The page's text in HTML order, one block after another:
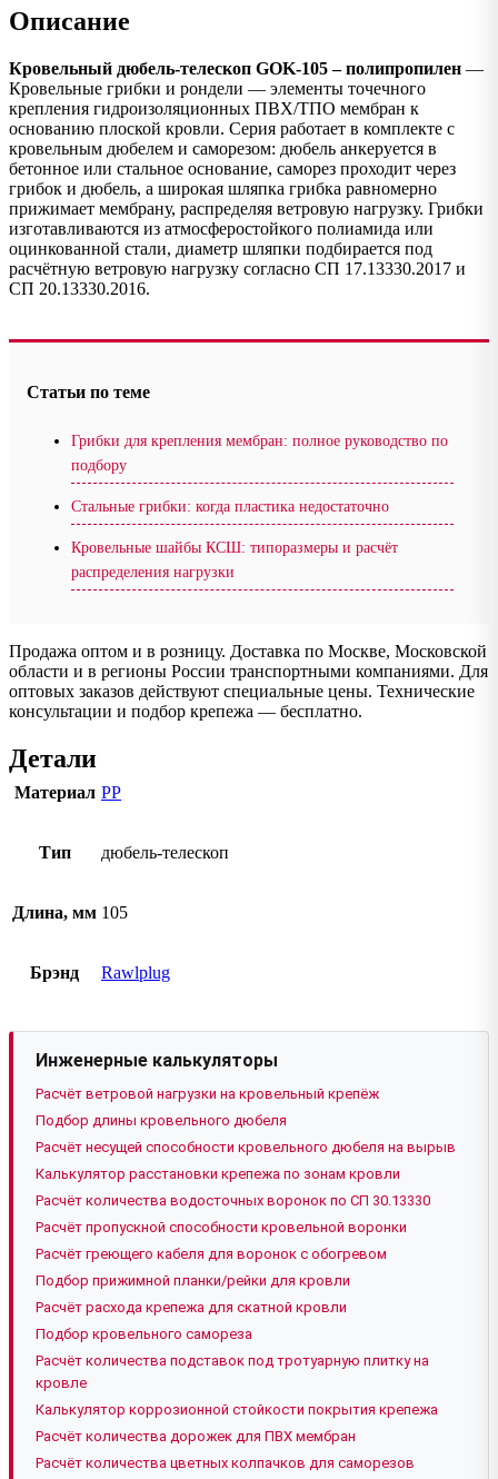
Описание
Кровельный дюбель-телескоп GOK-105 – полипропилен —
Кровельные грибки и рондели — элементы точечного
крепления гидроизоляционных ПВХ/ТПО мембран к
основанию плоской кровли. Серия работает в комплекте с
кровельным дюбелем и саморезом: дюбель анкеруется в
бетонное или стальное основание, саморез проходит через
грибок и дюбель, а широкая шляпка грибка равномерно
прижимает мембрану, распределяя ветровую нагрузку. Грибки
изготавливаются из атмосферостойкого полиамида или
оцинкованной стали, диаметр шляпки подбирается под
расчётную ветровую нагрузку согласно СП 17.13330.2017 и
СП 20.13330.2016.
Статьи по теме
Грибки для крепления мембран: полное руководство по
подбору
Стальные грибки: когда пластика недостаточно
Кровельные шайбы КСШ: типоразмеры и расчёт
распределения нагрузки
Продажа оптом и в розницу. Доставка по Москве, Московской
области и в регионы России транспортными компаниями. Для
оптовых заказов действуют специальные цены. Технические
консультации и подбор крепежа — бесплатно.
Детали
Материал PP
Тип дюбель-телескоп
Длина, мм 105
Брэнд Rawlplug
Инженерные калькуляторы
Расчёт ветровой нагрузки на кровельный крепёж
Подбор длины кровельного дюбеля
Расчёт несущей способности кровельного дюбеля на вырыв
Калькулятор расстановки крепежа по зонам кровли
Расчёт количества водосточных воронок по СП 30.13330
Расчёт пропускной способности кровельной воронки
Расчёт греющего кабеля для воронок с обогревом
Подбор прижимной планки/рейки для кровли
Расчёт расхода крепежа для скатной кровли
Подбор кровельного самореза
Расчёт количества подставок под тротуарную плитку на
кровле
Калькулятор коррозионной стойкости покрытия крепежа
Расчёт количества дорожек для ПВХ мембран
Расчёт количества цветных колпачков для саморезов